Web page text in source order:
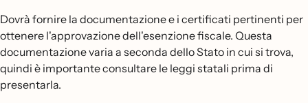
Dovrà fornire la documentazione e i certificati pertinenti per
ottenere l'approvazione dell'esenzione fiscale. Questa
documentazione varia a seconda dello Stato in cui si trova,
quindi è importante consultare le leggi statali prima di
presentarla.